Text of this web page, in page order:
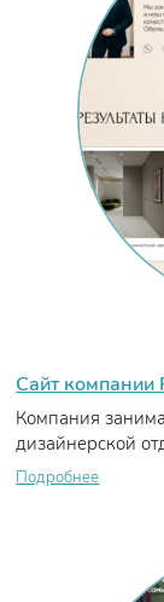
Сайт компании
Компания
дизайнерской
Подробнее